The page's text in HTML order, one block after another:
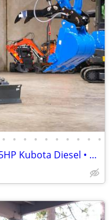
• • • • • • • • • •
Rippa R22PRO Mini Excavator • 25HP Kubota Diesel • Enclosed Cab • Comp